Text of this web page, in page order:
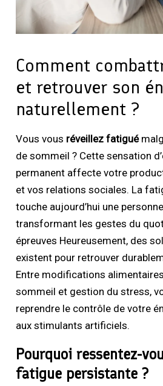
Comment
et retrouver son
naturellement ?
Vous vous réveillez fatigué
de sommeil ? Cette sensation
permanent affecte votre
et vos relations sociales. La
touche aujourd’hui une
transformant les gestes du
épreuves Heureusement, des
existent pour retrouver
Entre modifications
sommeil et gestion du stress,
reprendre le contrôle de votre
aux stimulants artificiels.
Pourquoi ressentez-
fatigue persistante ?